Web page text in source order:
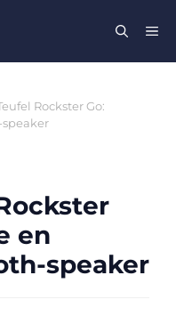
Rockster Go:
en
speaker